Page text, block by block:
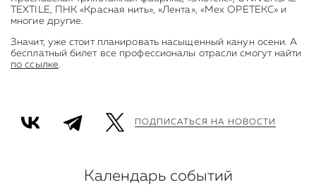
TEXTILE, ПНК «Красная нить», «Лента», «Мех ОРЕТЕКС» и
многие другие.
Значит, уже стоит планировать насыщенный канун осени. А
бесплатный билет все профессионалы отрасли смогут найти
по ссылке.
ПОДПИСАТЬСЯ НА НОВОСТИ
Календарь событий